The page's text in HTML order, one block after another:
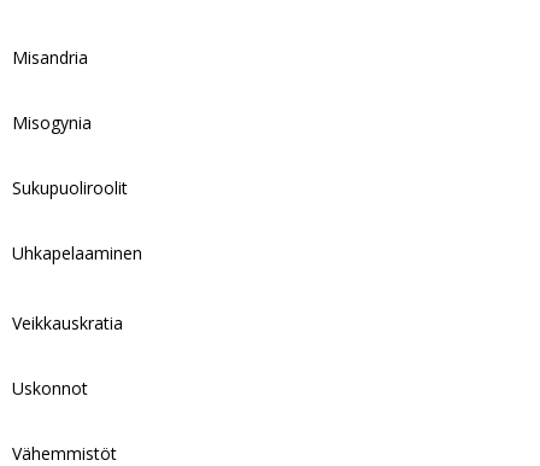
Misandria
Misogynia
Sukupuoliroolit
Uhkapelaaminen
Veikkauskratia
Uskonnot
Vähemmistöt